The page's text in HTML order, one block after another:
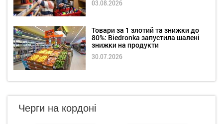
03.08.2026
Товари за 1 злотий та знижки до
80%: Biedronka запустила шалені
знижки на продукти
30.07.2026
Черги на кордоні